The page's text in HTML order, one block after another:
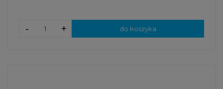
+
- do koszyka